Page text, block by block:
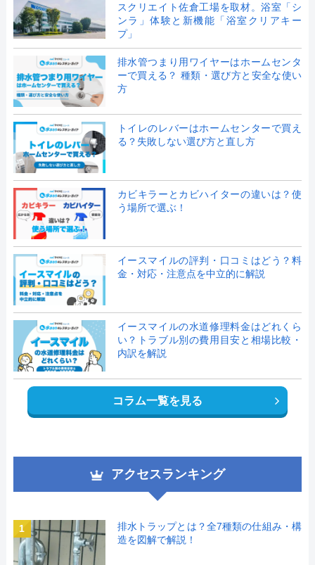
スクリエイト佐倉工場を取材。浴室「シ
ンラ」体験と新機能「浴室クリアキー
プ」
排水管つまり用ワイヤーはホームセンタ
ーで買える？ 種類・選び方と安全な使い
方
トイレのレバーはホームセンターで買え
る？失敗しない選び方と直し方
カビキラーとカビハイターの違いは？使
う場所で選ぶ！
イースマイルの評判・口コミはどう？料
金・対応・注意点を中立的に解説
イースマイルの水道修理料金はどれくら
い？トラブル別の費用目安と相場比較・
内訳を解説
コラム一覧を見る
アクセスランキング
1
排水トラップとは？全7種類の仕組み・構
造を図解で解説！